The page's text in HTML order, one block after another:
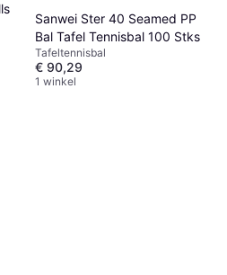
Sanwei Ster 40 Seamed PP
Bal Tafel Tennisbal 100 Stks
Tafeltennisbal
€ 90,29
1 winkel